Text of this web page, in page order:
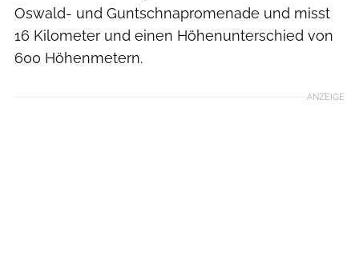
Oswald- und Guntschnapromenade und misst
16 Kilometer und einen Höhenunterschied von
600 Höhenmetern.
ANZEIGE